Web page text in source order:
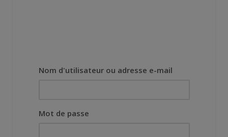
Nom d'utilisateur ou adresse e-mail
Mot de passe